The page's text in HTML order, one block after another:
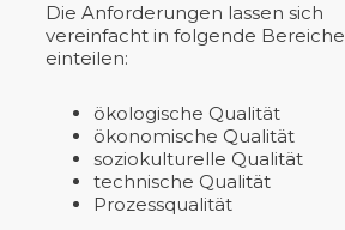
Die Anforderungen lassen sich
vereinfacht in folgende Bereiche
einteilen:
ökologische Qualität
ökonomische Qualität
soziokulturelle Qualität
technische Qualität
Prozessqualität